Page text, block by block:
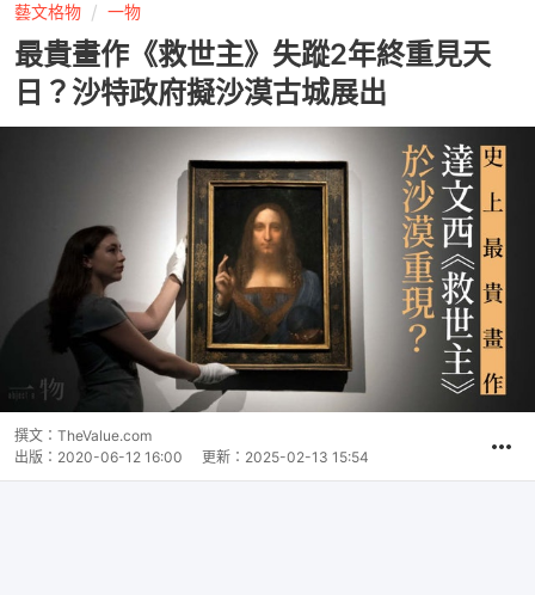
藝文格物 一物
最貴畫作《救世主》失蹤2年終重見天
日？沙特政府擬沙漠古城展出
撰文： TheValue.com
出版： 2020-06-12 16:00 更新： 2025-02-13 15:54